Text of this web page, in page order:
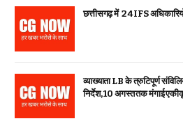
छत्तीसगढ़ में 24 IFS
व्याख्याता LB के त्रुटिपूर्ण
निर्देश, 10 अगस्त तक मंगाई